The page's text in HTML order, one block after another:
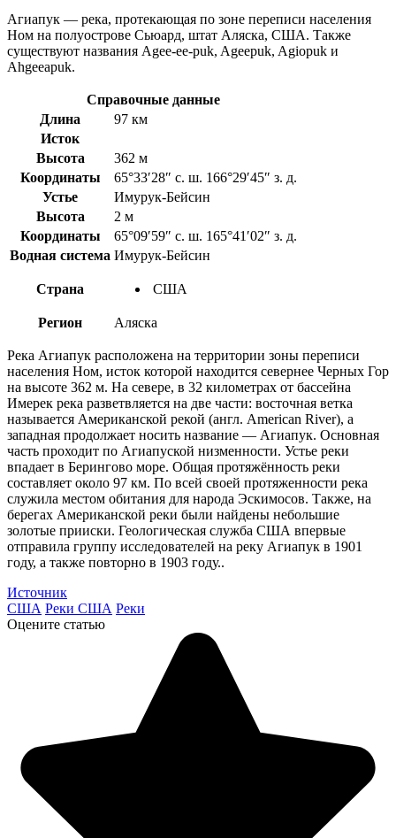
Агиапук — река, протекающая по зоне переписи населения
Ном на полуострове Сьюард, штат Аляска, США. Также
существуют названия Agee-ee-puk, Ageepuk, Agiopuk и
Ahgeeapuk.
Справочные данные
Длина
97 км
Исток
Высота
362 м
Координаты
65°33′28″ с. ш. 166°29′45″ з. д.
Устье
Имурук-Бейсин
Высота
2 м
Координаты
65°09′59″ с. ш. 165°41′02″ з. д.
Водная система Имурук-Бейсин
Страна США
Регион Аляска
Река Агиапук расположена на территории зоны переписи
населения Ном, исток которой находится севернее Черных Гор
на высоте 362 м. На севере, в 32 километрах от бассейна
Имерек река разветвляется на две части: восточная ветка
называется Американской рекой (англ. American River), а
западная продолжает носить название — Агиапук. Основная
часть проходит по Агиапуской низменности. Устье реки
впадает в Берингово море. Общая протяжённость реки
составляет около 97 км. По всей своей протяженности река
служила местом обитания для народа Эскимосов. Также, на
берегах Американской реки были найдены небольшие
золотые прииски. Геологическая служба США впервые
отправила группу исследователей на реку Агиапук в 1901
году, а также повторно в 1903 году..
Источник
США Реки США Реки
Оцените статью